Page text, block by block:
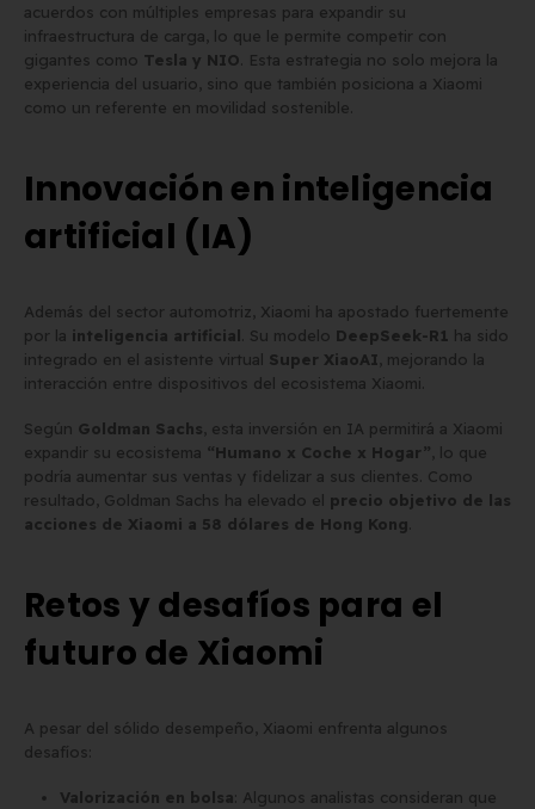
acuerdos con múltiples empresas para expandir su
infraestructura de carga, lo que le permite competir con
gigantes como Tesla y NIO . Esta estrategia no solo mejora la
experiencia del usuario, sino que también posiciona a Xiaomi
como un referente en movilidad sostenible.
Innovación en inteligencia
artificial (IA)
Además del sector automotriz, Xiaomi ha apostado fuertemente
por la inteligencia artificial . Su modelo DeepSeek-R1 ha sido
integrado en el asistente virtual Super XiaoAI , mejorando la
interacción entre dispositivos del ecosistema Xiaomi.
Según Goldman Sachs, esta inversión en IA permitirá a Xiaomi
expandir su ecosistema “Humano x Coche x Hogar”, lo que
podría aumentar sus ventas y fidelizar a sus clientes. Como
resultado, Goldman Sachs ha elevado el precio objetivo de las
acciones de Xiaomi a 58 dólares de Hong Kong
Retos y desafíos para el
futuro de Xiaomi
A pesar del sólido desempeño, Xiaomi enfrenta algunos
desafíos:
Valorización en bolsa : Algunos analistas consideran que